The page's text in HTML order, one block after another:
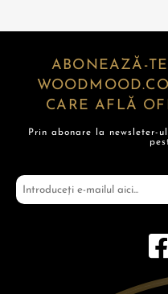
ABONEAZĂ-
CARE AFLĂ
Prin abonare la newsleter-